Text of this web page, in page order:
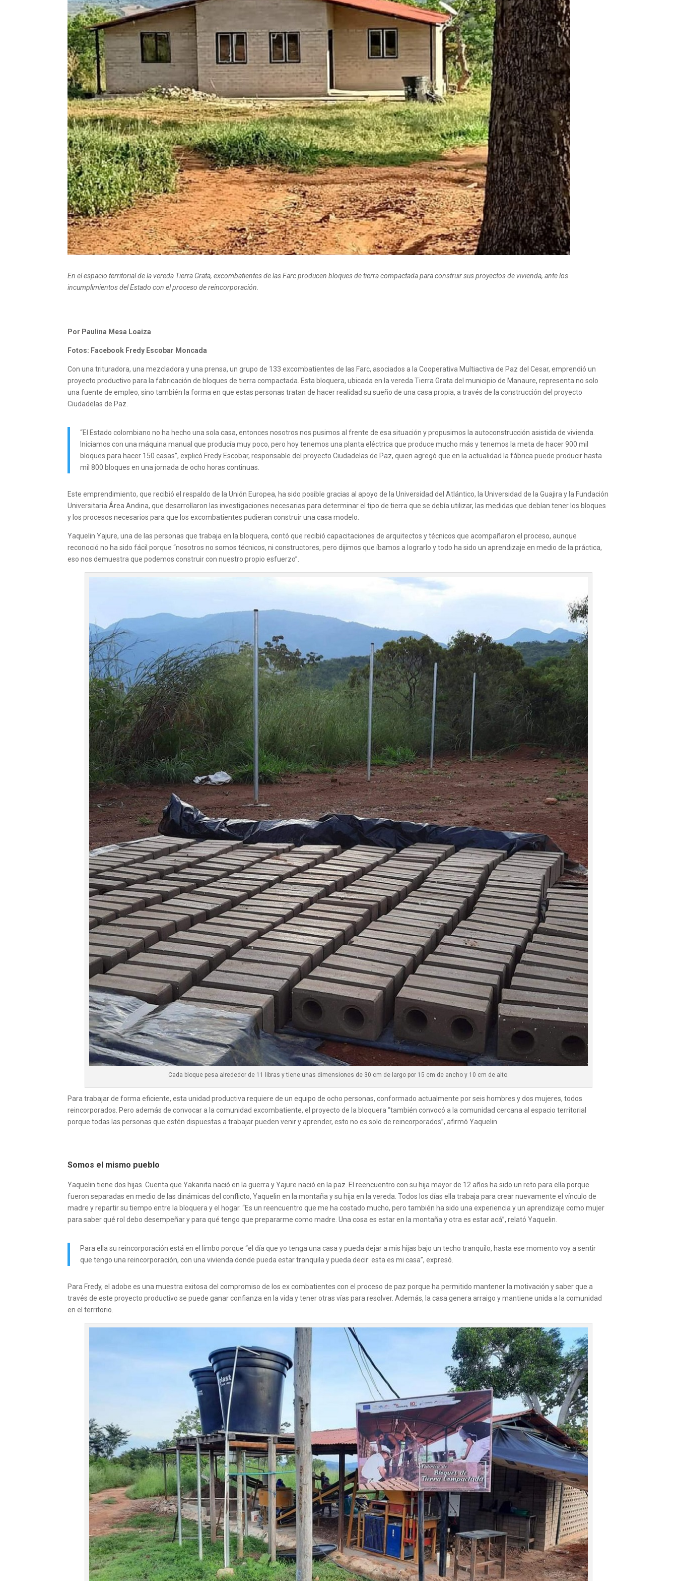
En el espacio territorial de la vereda Tierra Grata, excombatientes de las Farc producen bloques de tierra compactada para construir sus proyectos de vivienda,ante los
incumplimientos del Estado con el proceso de reincorporación.
Por Paulina Mesa Loaiza
Fotos: Facebook Fredy Escobar Moncada
Con una trituradora, una mezcladora y una prensa, un grupo de 133 excombatientes de las Farc, asociados a la Cooperativa Multiactiva de Paz del Cesar, emprendió un
proyecto productivo para la fabricación de bloques de tierra compactada. Esta bloquera, ubicada en la vereda Tierra Grata del municipio de Manaure, representa no solo
una fuente de empleo, sino también la forma en que estas personas tratan de hacer realidad su sueño de una casa propia, a través de la construcción del proyecto
Ciudadelas de Paz.
“El Estado colombiano no ha hecho una sola casa, entonces nosotros nos pusimos al frente de esa situación y propusimos la autoconstrucción asistida de vivienda.
Iniciamos con una máquina manual que producía muy poco, pero hoy tenemos una planta eléctrica que produce mucho más y tenemos la meta de hacer 900 mil
bloques para hacer 150 casas”, explicó Fredy Escobar, responsable del proyecto Ciudadelas de Paz, quien agregó que en la actualidad la fábrica puede producir hasta
mil 800 bloques en una jornada de ocho horas continuas.
Este emprendimiento, que recibió el respaldo de la Unión Europea, ha sido posible gracias al apoyo de la Universidad del Atlántico, la Universidad de la Guajira y la Fundación
Universitaria Área Andina, que desarrollaron las investigaciones necesarias para determinar el tipo de tierra que se debía utilizar, las medidas que debían tener los bloques
y los procesos necesarios para que los excombatientes pudieran construir una casa modelo.
Yaquelin Yajure, una de las personas que trabaja en la bloquera, contó que recibió capacitaciones de arquitectos y técnicos que acompañaron el proceso, aunque
reconoció no ha sido fácil porque “nosotros no somos técnicos, ni constructores, pero dijimos que íbamos a lograrlo y todo ha sido un aprendizaje en medio de la práctica,
eso nos demuestra que podemos construir con nuestro propio esfuerzo”.
Cada bloque pesa alrededor de 11 libras y tiene unas dimensiones de 30 cm de largo por 15 cm de ancho y 10 cm de alto.
Para trabajar de forma eficiente, esta unidad productiva requiere de un equipo de ocho personas, conformado actualmente por seis hombres y dos mujeres, todos
reincorporados. Pero además de convocar a la comunidad excombatiente, el proyecto de la bloquera “también convocó a la comunidad cercana al espacio territorial
porque todas las personas que estén dispuestas a trabajar pueden venir y aprender, esto no es solo de reincorporados”, afirmó Yaquelin.
Somos el mismo pueblo
Yaquelin tiene dos hijas. Cuenta que Yakanita nació en la guerra y Yajure nació en la paz. El reencuentro con su hija mayor de 12 años ha sido un reto para ella porque
fueron separadas en medio de las dinámicas del conflicto, Yaquelin en la montaña y su hija en la vereda. Todos los días ella trabaja para crear nuevamente el vínculo de
madre y repartir su tiempo entre la bloquera y el hogar. “Es un reencuentro que me ha costado mucho, pero también ha sido una experiencia y un aprendizaje como mujer
para saber qué rol debo desempeñar y para qué tengo que prepararme como madre. Una cosa es estar en la montaña y otra es estar acá”, relató Yaquelin.
Para ella su reincorporación está en el limbo porque “el día que yo tenga una casa y pueda dejar a mis hijas bajo un techo tranquilo, hasta ese momento voy a sentir
que tengo una reincorporación, con una vivienda donde pueda estar tranquila y pueda decir: esta es mi casa”, expresó.
Para Fredy, el adobe es una muestra exitosa del compromiso de los ex combatientes con el proceso de paz porque ha permitido mantener la motivación y saber que a
través de este proyecto productivo se puede ganar confianza en la vida y tener otras vías para resolver. Además, la casa genera arraigo y mantiene unida a la comunidad
en el territorio.